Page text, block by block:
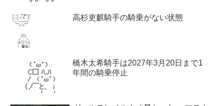
高杉吏麒騎手の騎乗がない状態
橋木太希騎手は2027年3月20日まで1
年間の騎乗停止